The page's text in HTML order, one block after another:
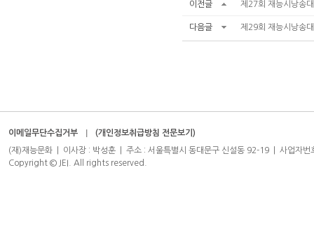
이전글 제27회 재능시낭송
다음글 제29회 재능시낭송
이메일무단수집거부 (개인정보취급방침 전문보기)
(재)재능문화 | 이사장 : 박성훈 | 주소 : 서울특별시 동대문구 신설동 92-19 | 사
Copyright © JEI. All rights reserved.